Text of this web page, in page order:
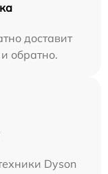
доставит
обратно.
Dyson